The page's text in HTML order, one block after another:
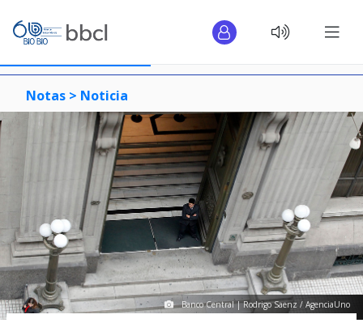
Notas > Noticia
Banco Central | Rodrigo Saenz / AgenciaUno